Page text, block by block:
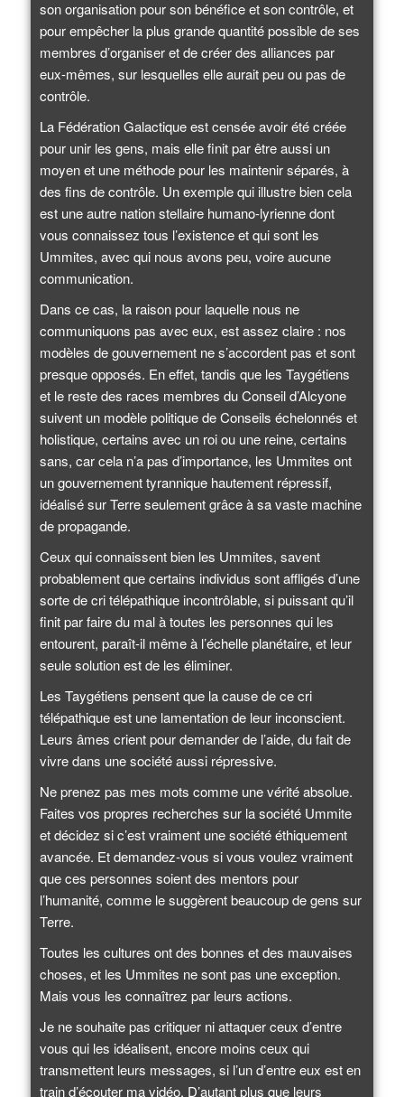
son organisation pour son bénéfice et son contrôle, et
pour empêcher la plus grande quantité possible de ses
membres d’organiser et de créer des alliances par
eux-mêmes, sur lesquelles elle aurait peu ou pas de
contrôle.
La Fédération Galactique est censée avoir été créée
pour unir les gens, mais elle finit par être aussi un
moyen et une méthode pour les maintenir séparés, à
des fins de contrôle. Un exemple qui illustre bien cela
est une autre nation stellaire humano-lyrienne dont
vous connaissez tous l’existence et qui sont les
Ummites, avec qui nous avons peu, voire aucune
communication.
Dans ce cas, la raison pour laquelle nous ne
communiquons pas avec eux, est assez claire : nos
modèles de gouvernement ne s’accordent pas et sont
presque opposés. En effet, tandis que les Taygétiens
et le reste des races membres du Conseil d’Alcyone
suivent un modèle politique de Conseils échelonnés et
holistique, certains avec un roi ou une reine, certains
sans, car cela n’a pas d’importance, les Ummites ont
un gouvernement tyrannique hautement répressif,
idéalisé sur Terre seulement grâce à sa vaste machine
de propagande.
Ceux qui connaissent bien les Ummites, savent
probablement que certains individus sont affligés d’une
sorte de cri télépathique incontrôlable, si puissant qu’il
finit par faire du mal à toutes les personnes qui les
entourent, paraît-il même à l’échelle planétaire, et leur
seule solution est de les éliminer.
Les Taygétiens pensent que la cause de ce cri
télépathique est une lamentation de leur inconscient.
Leurs âmes crient pour demander de l’aide, du fait de
vivre dans une société aussi répressive.
Ne prenez pas mes mots comme une vérité absolue.
Faites vos propres recherches sur la société Ummite
et décidez si c’est vraiment une société éthiquement
avancée. Et demandez-vous si vous voulez vraiment
que ces personnes soient des mentors pour
l’humanité, comme le suggèrent beaucoup de gens sur
Terre.
Toutes les cultures ont des bonnes et des mauvaises
choses, et les Ummites ne sont pas une exception.
Mais vous les connaîtrez par leurs actions.
Je ne souhaite pas critiquer ni attaquer ceux d’entre
vous qui les idéalisent, encore moins ceux qui
transmettent leurs messages, si l’un d’entre eux est en
train d’écouter ma vidéo. D’autant plus que leurs